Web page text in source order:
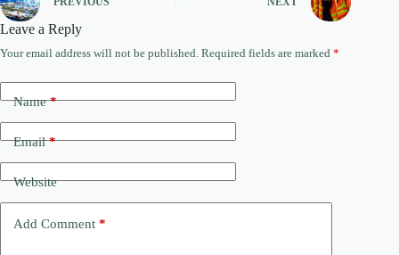
Leave a Reply
Your email address will not be published. Required fields are marked *
Name*
Email*
Website
Add Comment *